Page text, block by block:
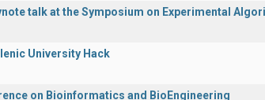
talk at the Symposium on Experimental
University Hack
on Bioinformatics and BioEngineering